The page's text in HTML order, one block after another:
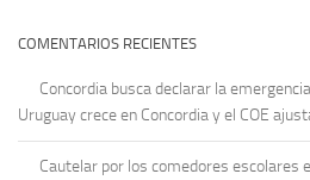
COMENTARIOS RECIENTES
Concordia busca declarar la
Uruguay crece en Concordia y el COE
Cautelar por los comedores escolares